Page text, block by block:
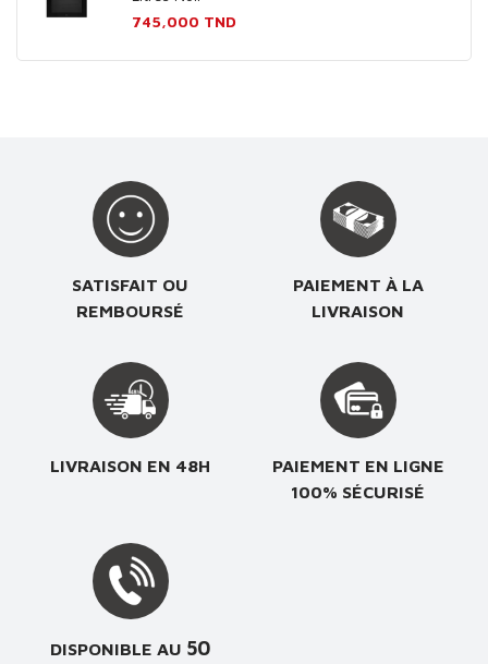
Prix
745,000 TND
SATISFAIT OU
REMBOURSÉ
PAIEMENT À LA
LIVRAISON
LIVRAISON EN 48H
PAIEMENT EN LIGNE
100% SÉCURISÉ
DISPONIBLE AU 50